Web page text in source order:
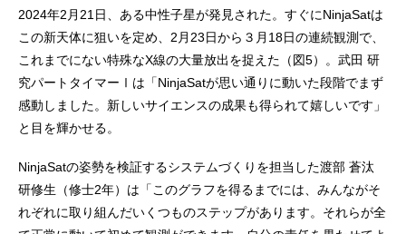
2024年2月21日、ある中性子星が発見された。すぐにNinjaSatは
この新天体に狙いを定め、2月23日から３月18日の連続観測で、
これまでにない特殊なX線の大量放出を捉えた（図5）。武田 研
究パートタイマーⅠは「NinjaSatが思い通りに動いた段階でまず
感動しました。新しいサイエンスの成果も得られて嬉しいです」
と目を輝かせる。
NinjaSatの姿勢を検証するシステムづくりを担当した渡部 蒼汰
研修生（修士2年）は「このグラフを得るまでには、みんながそ
れぞれに取り組んだいくつものステップがあります。それらが全